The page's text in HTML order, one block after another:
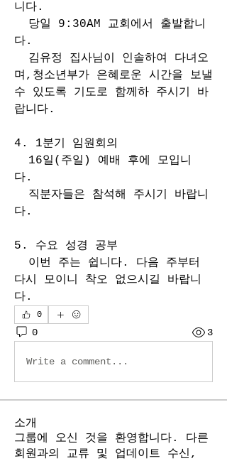
니다.
당일 9:30AM 교회에서 출발합니
다.
김유정 집사님이 인솔하여 다녀오
며,청소년부가 은혜로운 시간을 보낼
수 있도록 기도로 함께하 주시기 바
랍니다.
4. 1분기 임원회의
16일(주일) 예배 후에 모입니
다.
직분자들은 참석해 주시기 바랍니
다.
5. 수요 성경 공부
이번 주는 쉽니다. 다음 주부터
다시 모이니 착오 없으시길 바랍니
다.
0
0 3
Write a comment...
소개
그룹에 오신 것을 환영합니다. 다른
회원과의 교류 및 업데이트 수신,